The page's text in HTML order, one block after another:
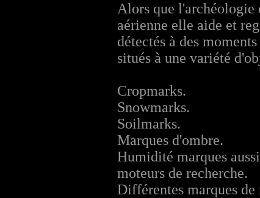
Alors que
aérienne elle aide et
détectés à des
situés à une variété
Cropmarks.
Snowmarks.
Soilmarks.
Marques d'ombre.
Humidité marques
moteurs de recherche.
Différentes marques